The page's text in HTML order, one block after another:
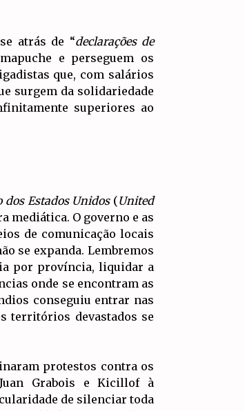
atrás de “declarações de
e perseguem os
que, com salários
surgem da solidariedade
superiores ao
dos Estados Unidos(United
mediática. O governo e as
de comunicação locais
se expanda. Lembremos
por província, liquidar a
onde se encontram as
conseguiu entrar nas
territórios devastados se
protestos contra os
Grabois e Kicillof à
de silenciar toda